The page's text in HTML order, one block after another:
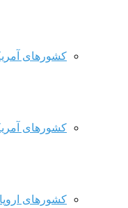
کشورهای
کشورهای
کشورهای اروپا